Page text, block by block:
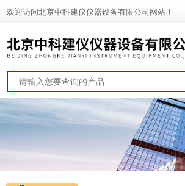
欢迎访问北京中科建仪仪器设备有限公司网站！